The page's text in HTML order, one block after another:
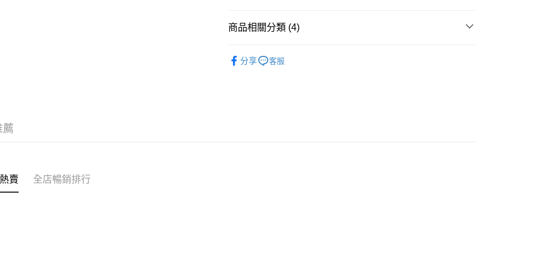
送貨方式
付款後順豐自助櫃
商品相關分類 (4)
分享 客服
薦
賣 全店暢銷排行